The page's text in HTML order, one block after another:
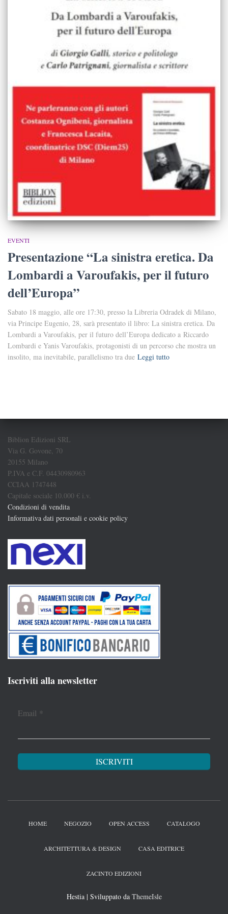
EVENTI
Presentazione “La sinistra eretica. Da
Lombardi a Varoufakis, per il futuro
dell’Europa”
Sabato 18 maggio, alle ore 17:30, presso la Libreria Odradek di Milano,
via Principe Eugenio, 28, sarà presentato il libro: La sinistra eretica. Da
Lombardi a Varoufakis, per il futuro dell’Europa dedicato a Riccardo
Lombardi e Yanis Varoufakis, protagonisti di un percorso che mostra un
insolito, ma inevitabile, parallelismo tra due Leggi tutto
Biblion Edizioni SRL
Via G. Govone, 70
20155 Milano
P.IVA e C.F. 04430980963
CCIAA 1747448
Capitale sociale 10.000 € i.v.
Condizioni di vendita
Informativa dati personali e cookie policy
Iscriviti alla newsletter
Email *
HOME NEGOZIO OPEN ACCESS CATALOGO
ARCHITETTURA & DESIGN CASA EDITRICE
ZACINTO EDIZIONI
Hestia | Sviluppato da ThemeIsle